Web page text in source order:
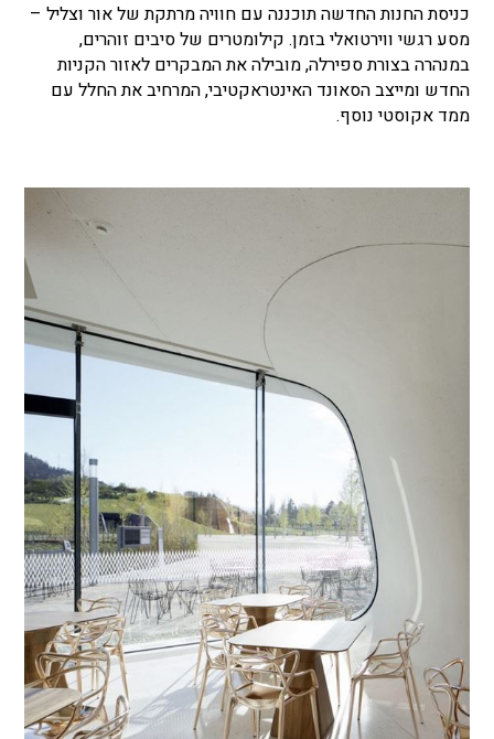
כניסת החנות החדשה תוכננה עם חוויה מרתקת של אור וצליל –
מסע רגשי ווירטואלי בזמן. קילומטרים של סיבים זוהרים,
במנהרה בצורת ספירלה, מובילה את המבקרים לאזור הקניות
החדש ומייצב הסאונד האינטראקטיבי, המרחיב את החלל עם
ממד אקוסטי נוסף.